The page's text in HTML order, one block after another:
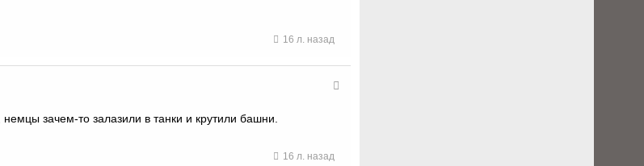
16 л. назад
зачем-то залазили в танки и крутили башни.
16 л. назад